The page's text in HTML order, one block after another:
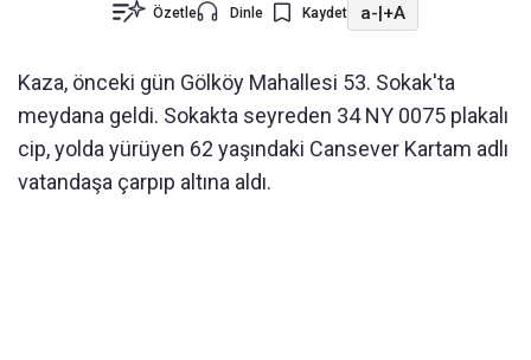
Özetle Dinle Kaydet a-|+A
Kaza, önceki gün Gölköy Mahallesi 53. Sokak'ta
meydana geldi. Sokakta seyreden 34 NY 0075 plakalı
cip, yolda yürüyen 62 yaşındaki Cansever Kartam adlı
vatandaşa çarpıp altına aldı.